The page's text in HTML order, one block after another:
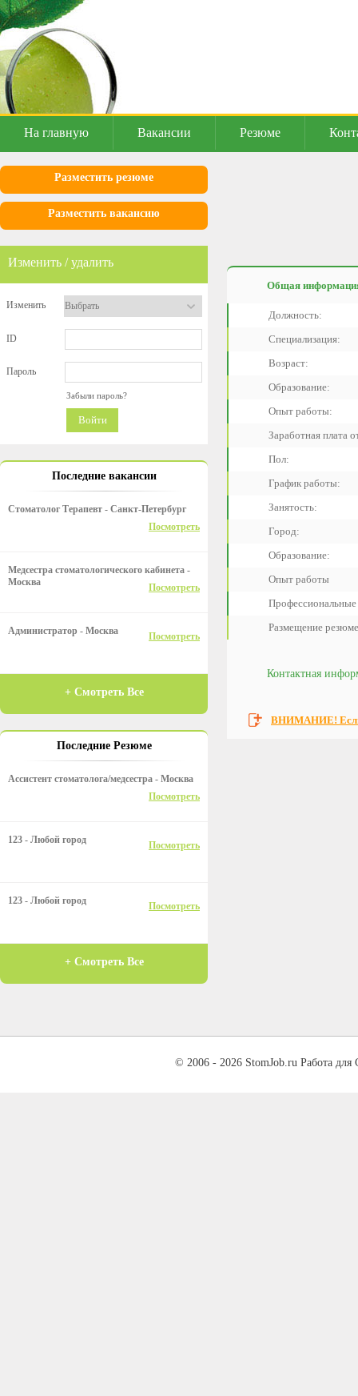
На главную Вакансии Резюме
Разместить резюме
Разместить вакансию
Изменить / удалить
Изменить
ID
Пароль
Забыли пароль?
Войти
Последние вакансии
Стоматолог Терапевт - Санкт-Петербург
Посмотреть
Медсестра стоматологического кабинета -
Москва
Посмотреть
Администратор - Москва Посмотреть
+ Смотреть Все
Последние Резюме
Ассистент стоматолога/медсестра - Москва
Посмотреть
123 - Любой город Посмотреть
123 - Любой город Посмотреть
+ Смотреть Все
Общая
Должность:
Специализация:
Возраст:
Образование:
Опыт работы:
Заработная плата
Пол:
График работы:
Занятость:
Город:
Образование:
Опыт работы
Размещение
Контактная
ВНИМАНИЕ! Если
© 2006 - 2026 StomJob.ru Работа